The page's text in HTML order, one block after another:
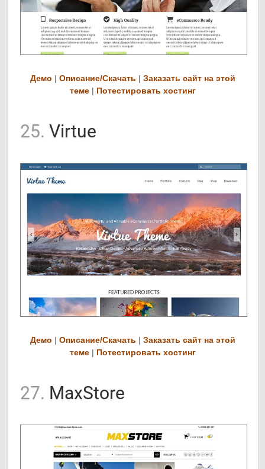
Демо |Описание/Скачать |Заказать сайт на этой
теме | Потестировать хостинг
25. Virtue
Демо |Описание/Скачать |Заказать сайт на этой
теме | Потестировать хостинг
27. MaxStore